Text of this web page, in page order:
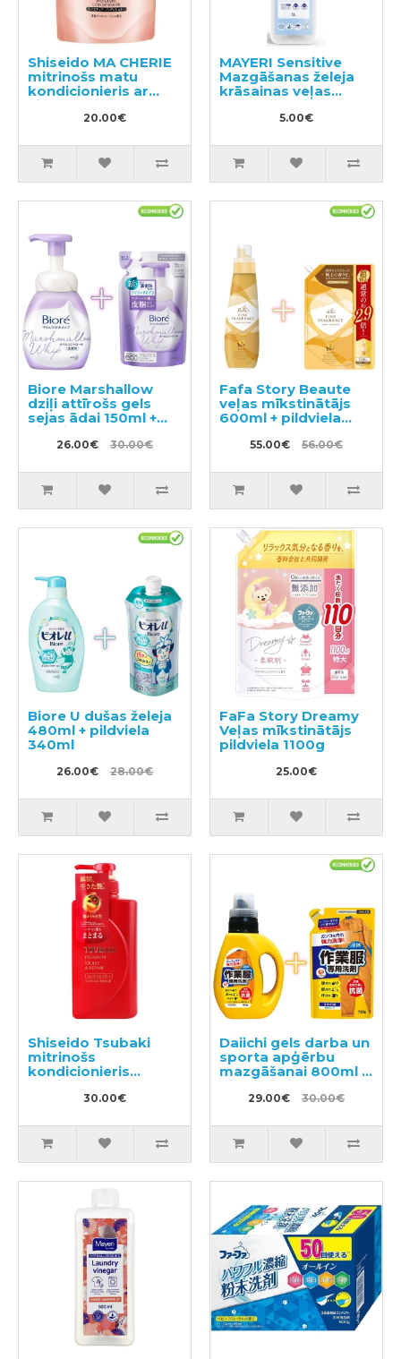
Shiseido MA CHERIE
mitrinošs matu
kondicionieris ar
ziedu-augļu
aromātu, pildviela
20.00€
MAYERI Sensitive
Mazgāšanas želeja
krāsainas veļas
mazgāšanai 1l
5.00€
Biore Marshallow
dziļi attīrošs gels
sejas ādai 150ml +
pildviela 130ml
26.00€ 30.00€
Fafa Story Beaute
veļas mīkstinātājs
600ml + pildviela
55.00€ 56.00€
Biore U dušas želeja
480ml + pildviela
340ml
26.00€ 28.00€
FaFa Story Dreamy
Veļas mīkstinātājs
pildviela 1100g
25.00€
Shiseido Tsubaki
mitrinošs
kondicionieris
matiem 490ml
30.00€
Daiichi gels darba un
sporta apģērbu
mazgāšanai 800ml +
pildviela 720ml
29.00€ 30.00€